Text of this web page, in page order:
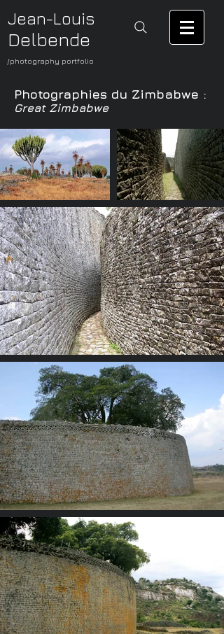
Jean-Louis
Delbende
/photography portfolio
Photographies du Zimbabwe :
Great Zimbabwe